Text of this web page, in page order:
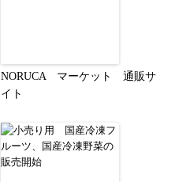
NORUCA マーケット 通販サ
イト